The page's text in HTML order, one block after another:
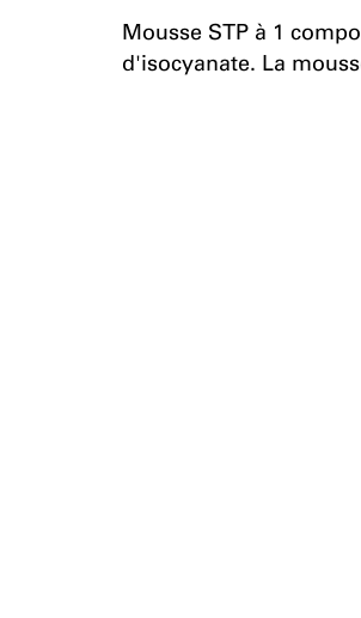
Mousse STP à 1
d'isocyanate. La